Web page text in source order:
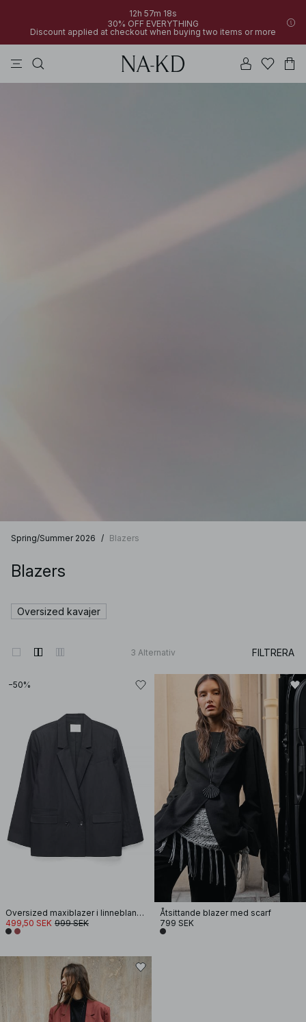
12h 57m 18s
30% OFF EVERYTHING
Discount applied at checkout when buying two items or more
Spring/Summer 2026 / Blazers
Blazers
Oversized kavajer
3 Alternativ FILTRERA
−50%
Oversized maxiblazer i linneblandning
499,50 SEK 999 SEK
Åtsittande blazer med scarf
799 SEK